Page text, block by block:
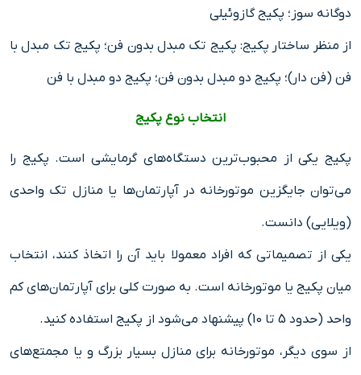
دوگانه سوز؛ پکیج گازوئیلی
از منظر ساختار پکیج: پکیج تک مبدل بدون فن؛ پکیج تک مبدل با
فن (فن دار)؛ پکیج دو مبدل بدون فن؛ پکیج دو مبدل با فن
انتخاب نوع پکیج
پکیج یکی از محبوب‌ترین دستگاه‌های گرمایشی است. پکیج را
می‌توان جایگزین موتورخانه در آپارتمان‌ها یا منازل تک واحدی
(ویلایی) دانست.
یکی از تصمیماتی که افراد معمولا باید آن را اتخاذ کنند، انتخاب
میان پکیج یا موتورخانه است. به صورت کلی برای آپارتمان‌های کم
واحد (حدود 5 تا 10) پیشنهاد می‌شود از پکیج استفاده کنید.
از سوی دیگر، موتورخانه برای منازل بسیار بزرگ و یا مجمتع‌های